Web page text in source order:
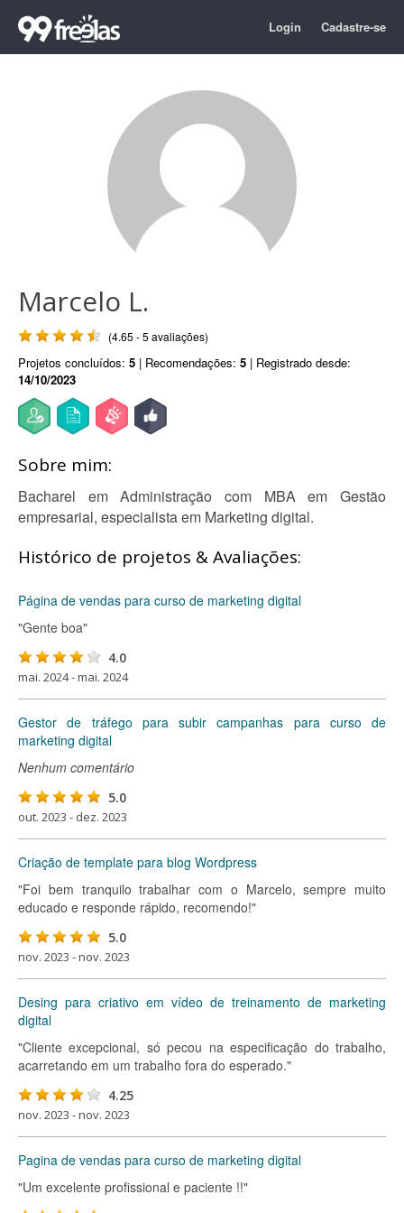
Login Cadastre-se
Marcelo L.
(4.65 - 5 avaliações)
Projetos concluídos: 5 | Recomendações: 5 | Registrado desde:
14/10/2023
Sobre mim:
Bacharel em Administração com MBA em Gestão
empresarial, especialista em Marketing digital.
Histórico de projetos & Avaliações:
Página de vendas para curso de marketing digital
"Gente boa"
4.0
mai. 2024 - mai. 2024
Gestor de tráfego para subir campanhas para curso de
marketing digital
Nenhum comentário
5.0
out. 2023 - dez. 2023
Criação de template para blog Wordpress
"Foi bem tranquilo trabalhar com o Marcelo, sempre muito
educado e responde rápido, recomendo!"
5.0
nov. 2023 - nov. 2023
Desing para criativo em vídeo de treinamento de marketing
digital
"Cliente excepcional, só pecou na especificação do trabalho,
acarretando em um trabalho fora do esperado."
4.25
nov. 2023 - nov. 2023
Pagina de vendas para curso de marketing digital
"Um excelente profissional e paciente !!"